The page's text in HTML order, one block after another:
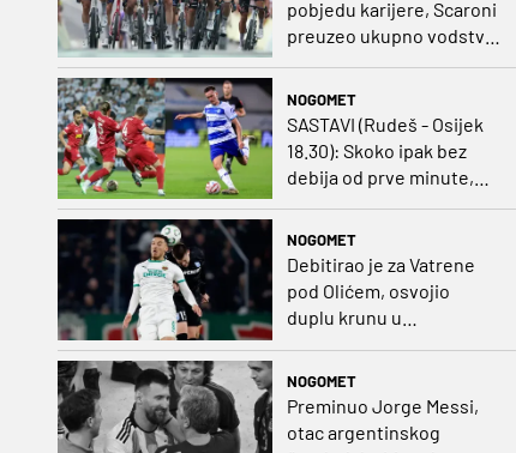
pobjedu karijere, Scaroni
preuzeo ukupno vodstvo
u Poljskoj
NOGOMET
SASTAVI (Rudeš - Osijek
18.30): Skoko ipak bez
debija od prve minute,
prvo kolo
NOGOMET
Debitirao je za Vatrene
pod Olićem, osvojio
duplu krunu u
NOGOMET
Preminuo Jorge Messi,
otac argentinskog